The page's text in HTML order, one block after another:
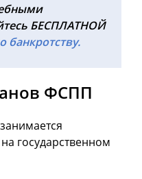
БЕСПЛАТНОЙ
банкротству.
ФСПП
государственном